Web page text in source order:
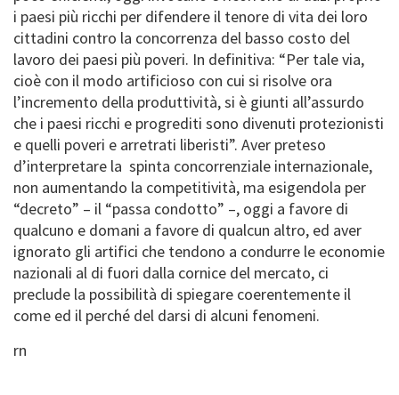
i paesi più ricchi per difendere il tenore di vita dei loro
cittadini contro la concorrenza del basso costo del
lavoro dei paesi più poveri. In definitiva: “Per tale via,
cioè con il modo artificioso con cui si risolve ora
l’incremento della produttività, si è giunti all’assurdo
che i paesi ricchi e progrediti sono divenuti protezionisti
e quelli poveri e arretrati liberisti”. Aver preteso
d’interpretare la spinta concorrenziale internazionale,
non aumentando la competitività, ma esigendola per
“decreto” – il “passa condotto” –, oggi a favore di
qualcuno e domani a favore di qualcun altro, ed aver
ignorato gli artifici che tendono a condurre le economie
nazionali al di fuori dalla cornice del mercato, ci
preclude la possibilità di spiegare coerentemente il
come ed il perché del darsi di alcuni fenomeni.
rn